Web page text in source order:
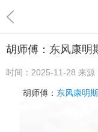
胡师傅：东风康明
时间： 2025-11-28 来源
胡师傅： 东风康明斯